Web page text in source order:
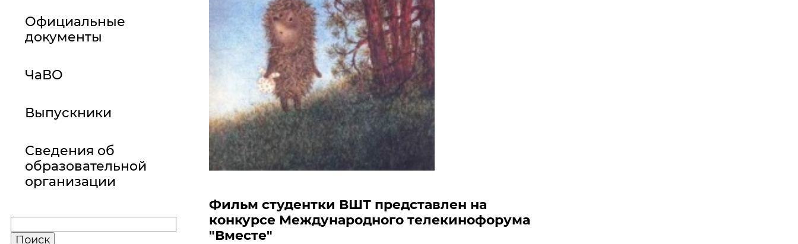
Официальные
документы
ЧаВО
Выпускники
Сведения об
образовательной
организации
Фильм студентки ВШТ представлен на
конкурсе Международного телекинофорума
"Вместе"